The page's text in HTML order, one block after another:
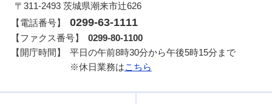
〒311-2493 茨城県潮来市辻626
【電話番号】
0299-63-1111
【ファクス番号】
0299-80-1100
【開庁時間】
平日の午前8時30分から午後5時15分まで
※休日業務はこちら